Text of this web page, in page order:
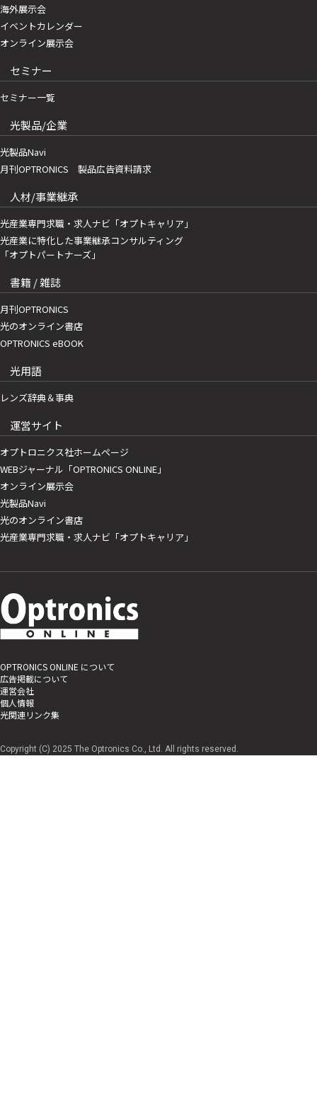
海外展示会
イベントカレンダー
オンライン展示会
セミナー
セミナー一覧
光製品/企業
光製品Navi
月刊OPTRONICS 製品広告資料請求
人材/事業継承
光産業専門求職・求人ナビ「オプトキャリア」
光産業に特化した事業継承コンサルティング
「オプトパートナーズ」
書籍 / 雑誌
月刊OPTRONICS
光のオンライン書店
OPTRONICS eBOOK
光用語
レンズ辞典＆事典
運営サイト
オプトロニクス社ホームページ
WEBジャーナル「OPTRONICS ONLINE」
オンライン展示会
光製品Navi
光のオンライン書店
光産業専門求職・求人ナビ「オプトキャリア」
OPTRONICS ONLINE について
広告掲載について
運営会社
個人情報
光関連リンク集
Copyright (C) 2025 The Optronics Co., Ltd. All rights reserved.